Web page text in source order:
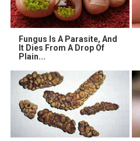
Fungus Is A Parasite, And
It Dies From A Drop Of
Plain...